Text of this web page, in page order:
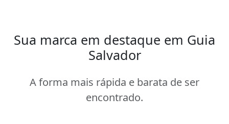
Sua marca em destaque em Guia
Salvador
A forma mais rápida e barata de ser
encontrado.